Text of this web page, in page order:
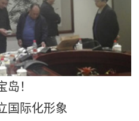
！
国际化形象